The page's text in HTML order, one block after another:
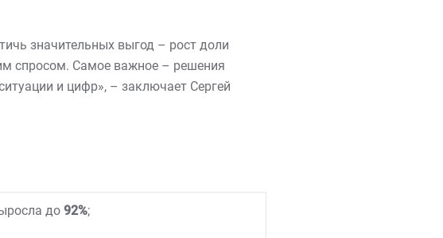
значительных выгод – рост доли
спросом. Самое важное – решения
и цифр», – заключает Сергей
до 92%;